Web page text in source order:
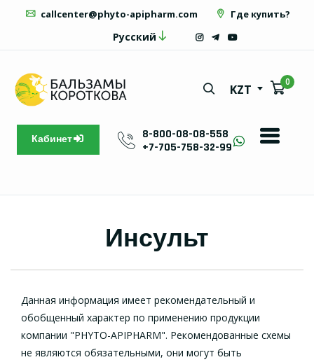
callcenter@phyto-apipharm.com Где купить?
Русский
KZT
0
Кабинет
8-800-08-08-558
+7-705-758-32-99
Инсульт
Данная информация имеет рекомендательный и
обобщенный характер по применению продукции
компании "PHYTO-APIPHARM". Рекомендованные схемы
не являются обязательными, они могут быть